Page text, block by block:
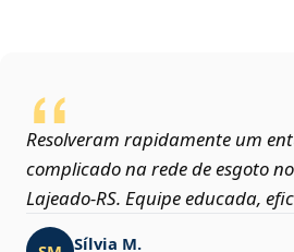
Resolveram rapidamente um
complicado na rede de esgoto
Lajeado‑RS. Equipe educada,
Sílvia M.